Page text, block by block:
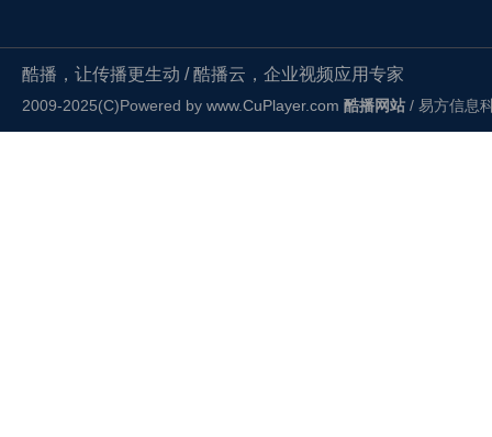
酷播，让传播更生动 / 酷播云，企业视频应用专家
2009-2025(C)Powered by www.CuPlayer.com 酷播网站 / 易方信息